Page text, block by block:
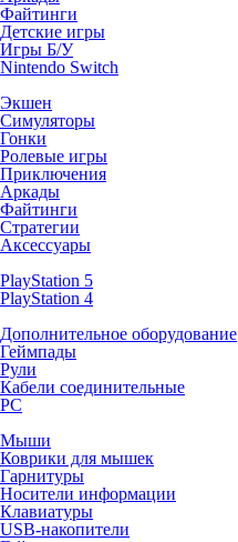
Файтинги
Детские игры
Игры Б/У
Nintendo Switch
Экшен
Симуляторы
Гонки
Ролевые игры
Приключения
Аркады
Файтинги
Стратегии
Аксессуары
PlayStation 5
PlayStation 4
Дополнительное оборудование
Геймпады
Рули
Кабели соединительные
PC
Мыши
Коврики для мышек
Гарнитуры
Носители информации
Клавиатуры
USB-накопители